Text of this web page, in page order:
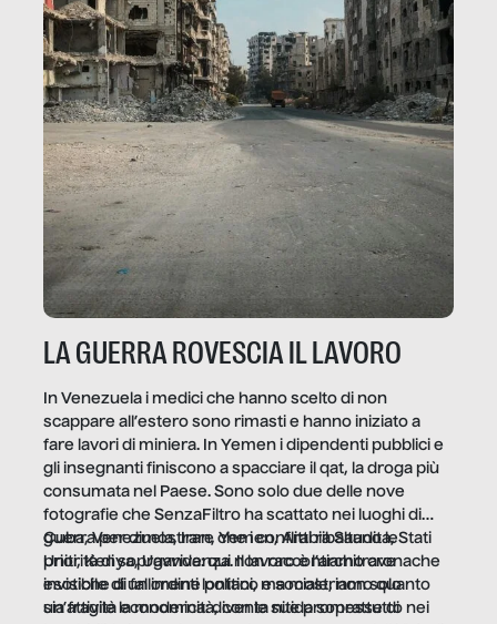
LA GUERRA ROVESCIA IL LAVORO
In Venezuela i medici che hanno scelto di non
scappare all’estero sono rimasti e hanno iniziato a
fare lavori di miniera. In Yemen i dipendenti pubblici e
gli insegnanti finiscono a spacciare il qat, la droga più
consumata nel Paese. Sono solo due delle nove
fotografie che SenzaFiltro ha scattato nei luoghi di
guerra per dimostrare che i conflitti ribaltano le
priorità di sopravvivenza. Il lavoro è l’architrave
invisibile di un ordine politico e sociale, non solo
un’attività economica: diventa nitida soprattutto nei
Cuba, Venezuela, Iran, Yemen, Arabia Saudita, Stati
Uniti, Kenya, Uganda: qui non raccontiamo cronache
esotiche di fallimenti lontani, ma mostriamo quanto
sia fragile la modernità, con le sue promesse di